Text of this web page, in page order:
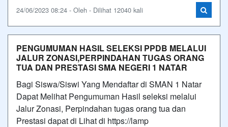
24/06/2023 08:24 - Oleh - Dilihat 12040 kali
PENGUMUMAN HASIL SELEKSI PPDB MELALUI
JALUR ZONASI,PERPINDAHAN TUGAS ORANG
TUA DAN PRESTASI SMA NEGERI 1 NATAR
Bagi Siswa/Siswi Yang Mendaftar di SMAN 1 Natar
Dapat Melihat Pengumuman Hasil seleksi melalui
Jalur Zonasi, Perpindahan tugas orang tua dan
Prestasi dapat di Lihat di https://lamp